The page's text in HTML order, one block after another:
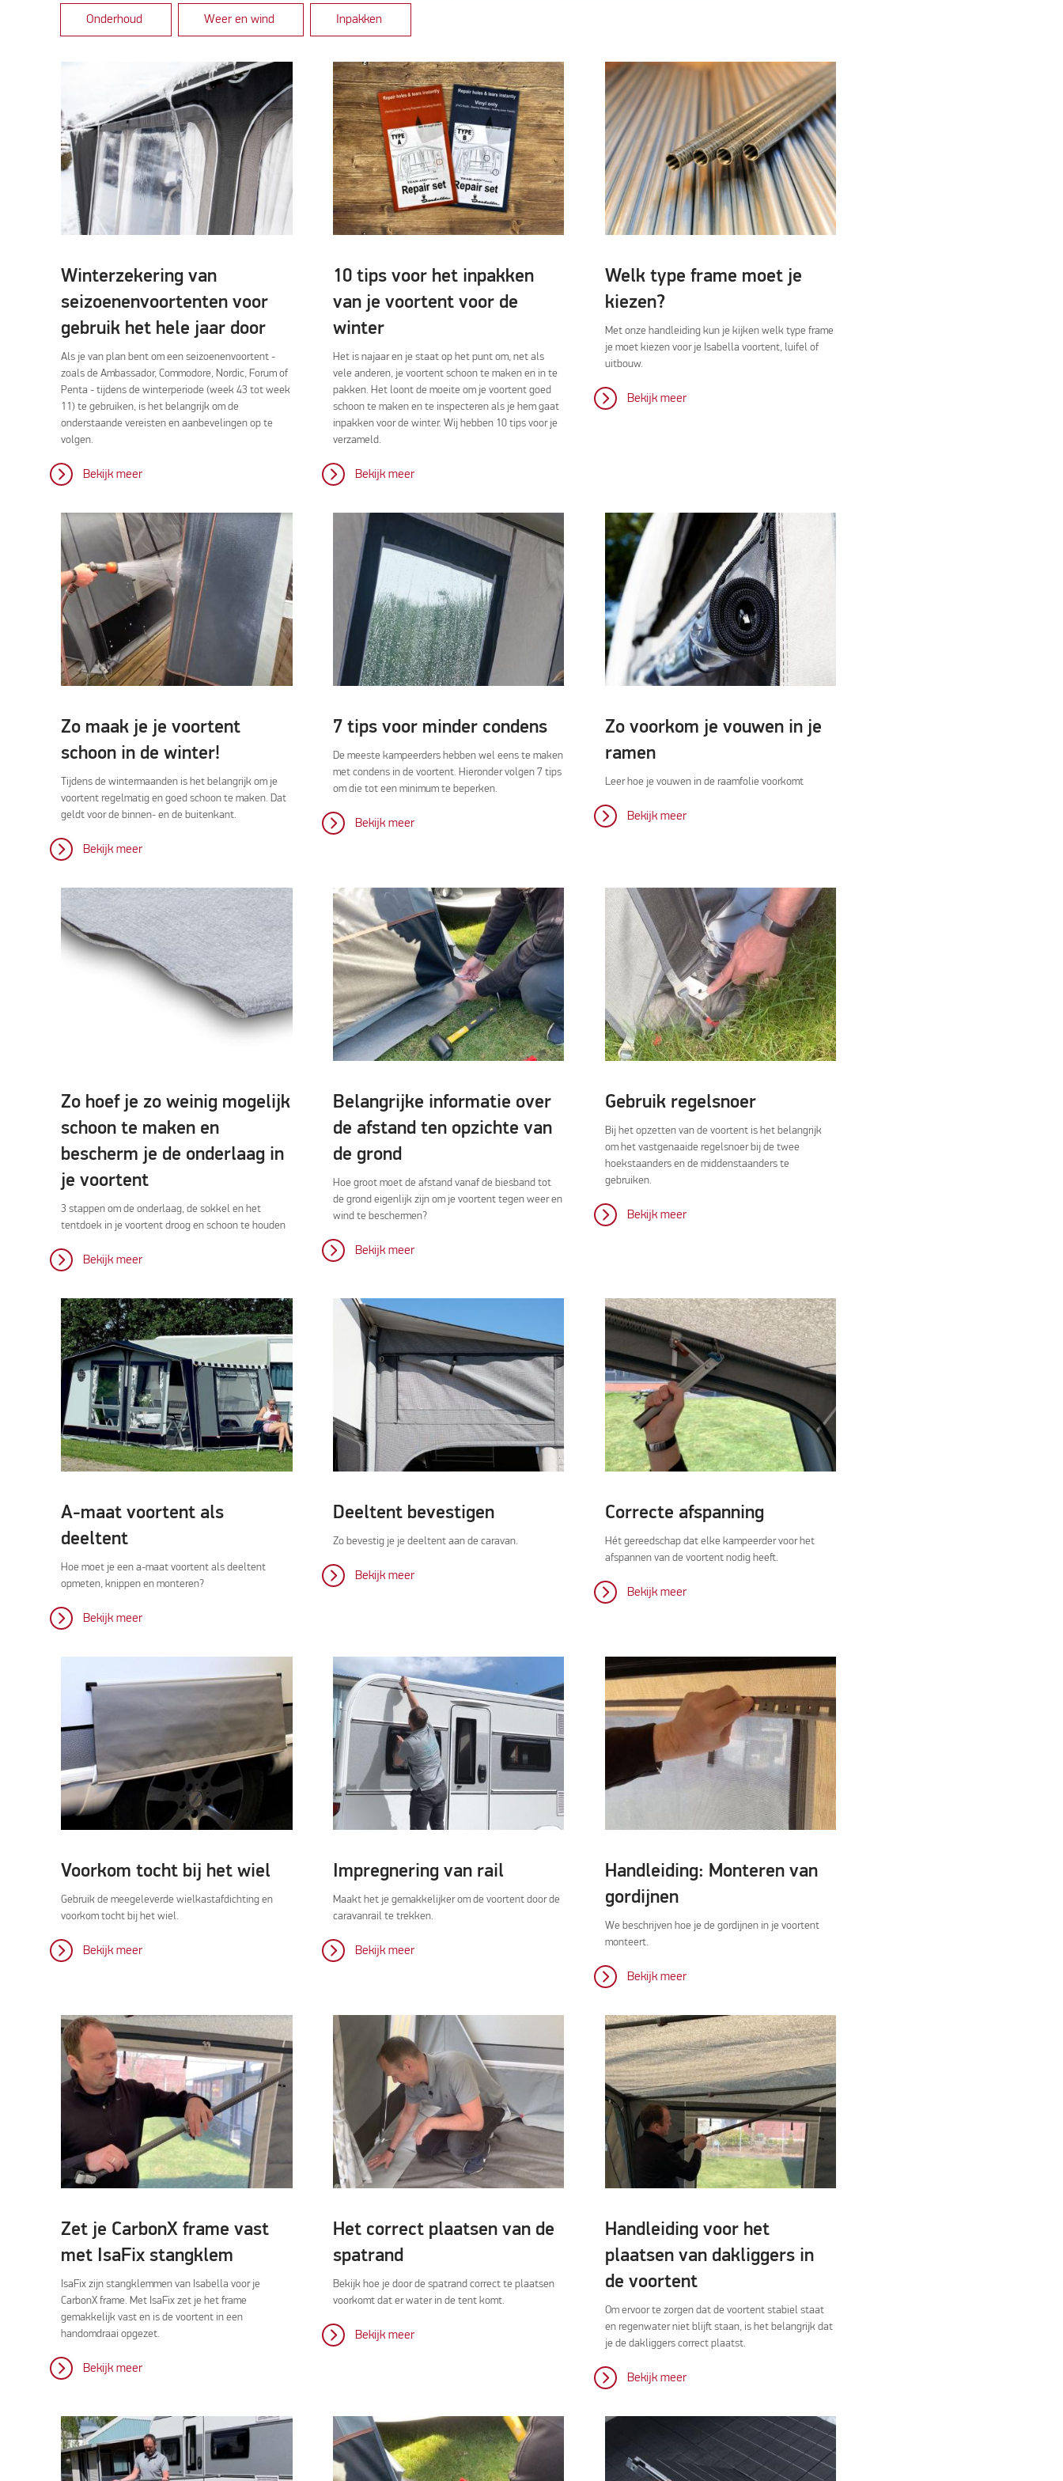
Onderhoud Weer en wind Inpakken
Winterzekering van
seizoenenvoortenten voor
gebruik het hele jaar door
Als je van plan bent om een seizoenenvoortent -
zoals de Ambassador, Commodore, Nordic, Forum of
Penta - tijdens de winterperiode (week 43 tot week
11) te gebruiken, is het belangrijk om de
onderstaande vereisten en aanbevelingen op te
volgen.
Bekijk meer
10 tips voor het inpakken
van je voortent voor de
winter
Het is najaar en je staat op het punt om, net als
vele anderen, je voortent schoon te maken en in te
pakken. Het loont de moeite om je voortent goed
schoon te maken en te inspecteren als je hem gaat
inpakken voor de winter. Wij hebben 10 tips voor je
verzameld.
Bekijk meer
Welk type frame moet je
kiezen?
Met onze handleiding kun je kijken welk type frame
je moet kiezen voor je Isabella voortent, luifel of
uitbouw.
Bekijk meer
Zo maak je je voortent
schoon in de winter!
Tijdens de wintermaanden is het belangrijk om je
voortent regelmatig en goed schoon te maken. Dat
geldt voor de binnen- en de buitenkant.
Bekijk meer
7 tips voor minder condens
De meeste kampeerders hebben wel eens te maken
met condens in de voortent. Hieronder volgen 7 tips
om die tot een minimum te beperken.
Bekijk meer
Zo voorkom je vouwen in je
ramen
Leer hoe je vouwen in de raamfolie voorkomt
Bekijk meer
Zo hoef je zo weinig mogelijk
schoon te maken en
bescherm je de onderlaag in
je voortent
3 stappen om de onderlaag, de sokkel en het
tentdoek in je voortent droog en schoon te houden
Bekijk meer
Belangrijke informatie over
de afstand ten opzichte van
de grond
Hoe groot moet de afstand vanaf de biesband tot
de grond eigenlijk zijn om je voortent tegen weer en
wind te beschermen?
Bekijk meer
Gebruik regelsnoer
Bij het opzetten van de voortent is het belangrijk
om het vastgenaaide regelsnoer bij de twee
hoekstaanders en de middenstaanders te
gebruiken.
Bekijk meer
A-maat voortent als
deeltent
Hoe moet je een a-maat voortent als deeltent
opmeten, knippen en monteren?
Bekijk meer
Deeltent bevestigen
Zo bevestig je je deeltent aan de caravan.
Bekijk meer
Correcte afspanning
Hét gereedschap dat elke kampeerder voor het
afspannen van de voortent nodig heeft.
Bekijk meer
Voorkom tocht bij het wiel
Gebruik de meegeleverde wielkastafdichting en
voorkom tocht bij het wiel.
Bekijk meer
Impregnering van rail
Maakt het je gemakkelijker om de voortent door de
caravanrail te trekken.
Bekijk meer
Handleiding: Monteren van
gordijnen
We beschrijven hoe je de gordijnen in je voortent
monteert.
Bekijk meer
Zet je CarbonX frame vast
met IsaFix stangklem
IsaFix zijn stangklemmen van Isabella voor je
CarbonX frame. Met IsaFix zet je het frame
gemakkelijk vast en is de voortent in een
handomdraai opgezet.
Bekijk meer
Het correct plaatsen van de
spatrand
Bekijk hoe je door de spatrand correct te plaatsen
voorkomt dat er water in de tent komt.
Bekijk meer
Handleiding voor het
plaatsen van dakliggers in
de voortent
Om ervoor te zorgen dat de voortent stabiel staat
en regenwater niet blijft staan, is het belangrijk dat
je de dakliggers correct plaatst.
Bekijk meer